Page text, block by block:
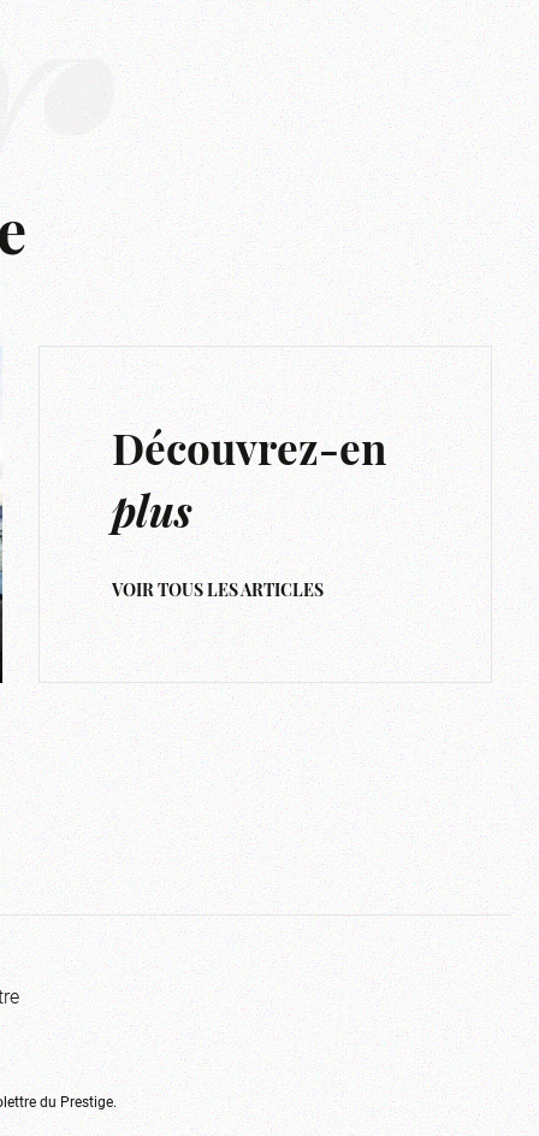
Découvrez-en
plus
VOIR TOUS LES ARTICLES
du Prestige.